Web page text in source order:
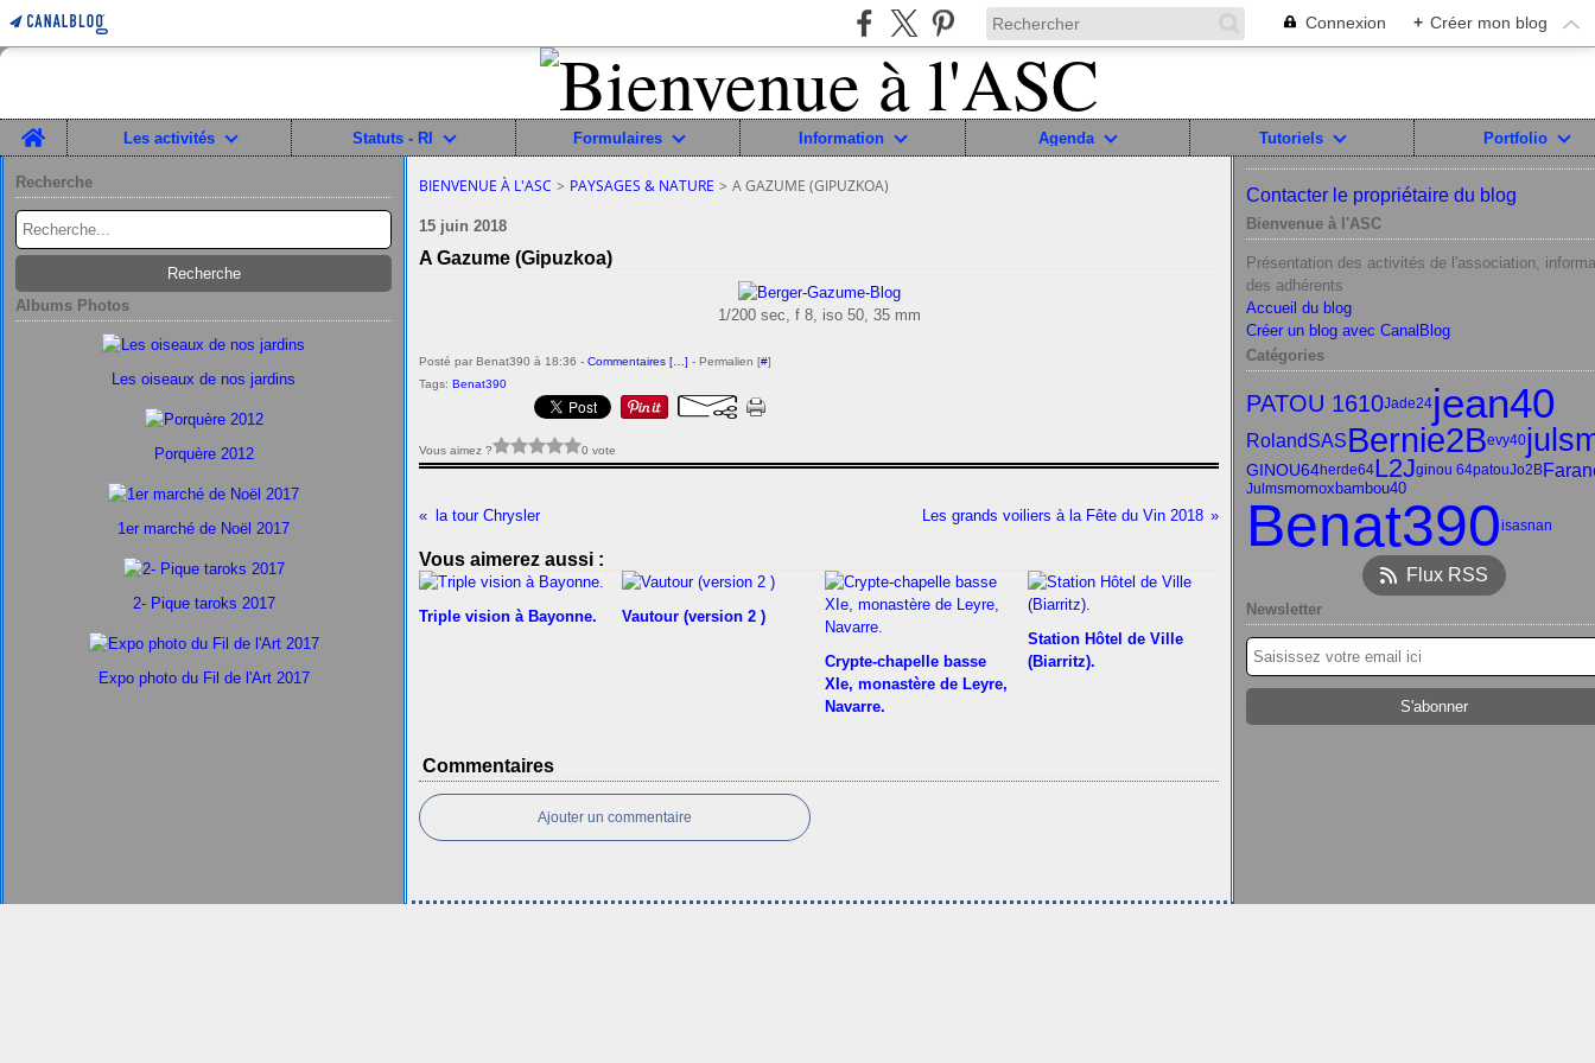
Connexion + Créer mon blog
Home
Les activités Statuts - RI Formulaires Information Agenda Tutoriels Portfolio
Recherche
Albums Photos
Les oiseaux de nos jardins
Porquère 2012
1er marché de Noël 2017
2- Pique taroks 2017
Expo photo du Fil de l'Art 2017
BIENVENUE À L'ASC > PAYSAGES & NATURE > A GAZUME (GIPUZKOA)
15 juin 2018
A Gazume (Gipuzkoa)
1/200 sec, f 8, iso 50, 35 mm
Posté par Benat390 à 18:36 - Commentaires [ ] - Permalien [#]
Tags: Benat390
Vous aimez ? 0 vote
la tour Chrysler Les grands voiliers à la Fête du Vin 2018
Vous aimerez aussi :
Triple vision à Bayonne. Vautour (version 2 )
Crypte-chapelle basse
XIe, monastère de Leyre,
Navarre.
Station Hôtel de Ville
(Biarritz).
Commentaires
Ajouter un commentaire
Contacter le propriétaire du blog
Bienvenue à l'ASC
Présentation des activités de l'association,
des adhérents
Accueil du blog
Créer un blog avec CanalBlog
Catégories
PATOU 1610Jade24jean40
RolandSASBernie2Bevy40
GINOU64herde64L2Jginou 64patouJo2B
Julmsmomox bambou40
Benat390isasnan
Flux RSS
Newsletter